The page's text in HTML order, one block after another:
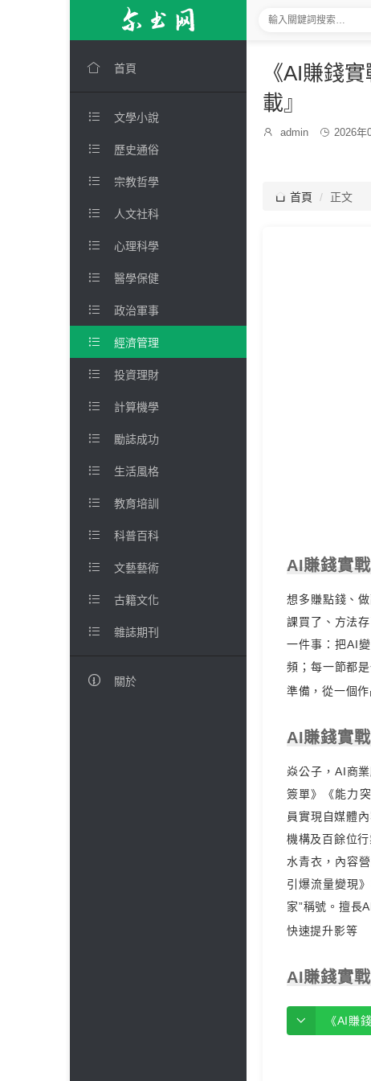
 首頁
 文學小說
 歷史通俗
 宗教哲學
 人文社科
 心理科學
 醫學保健
 政治軍事
 經濟管理
 投資理財
 計算機學
 勵誌成功
 生活風格
 教育培訓
 科普百科
 文藝藝術
 古籍文化
 雜誌期刊
 關於
《AI賺錢
載』

博
admin  發
2026年
 首頁 正文
AI賺錢實
想多賺點錢、
課買了、方法
一件事：把AI
頻；每一節都
準備，從一個
AI賺錢實
焱公子，AI商
簽單》《能力
員實現自媒體
機構及百餘位
水青衣，內容
引爆流量變現
家”稱號。擅長
快速提升影等
AI賺錢實
《AI賺